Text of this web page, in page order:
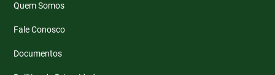
Quem Somos
Fale Conosco
Documentos